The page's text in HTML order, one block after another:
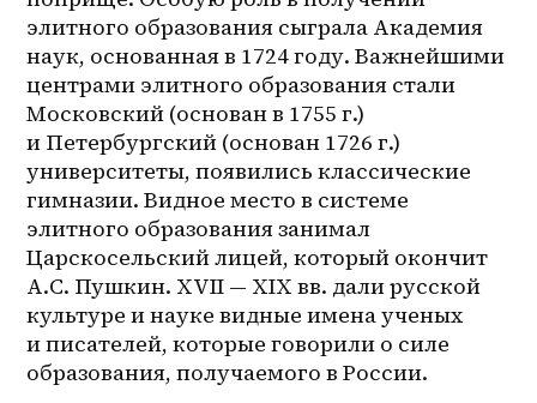
элитного образования сыграла Академия
наук, основанная в 1724 году. Важнейшими
центрами элитного образования стали
Московский (основан в 1755 г.)
и Петербургский (основан 1726 г.)
университеты, появились классические
гимназии. Видное место в системе
элитного образования занимал
Царскосельский лицей, который окончит
А.С. Пушкин. XVII — XIX вв. дали русской
культуре и науке видные имена ученых
и писателей, которые говорили о силе
образования, получаемого в России.